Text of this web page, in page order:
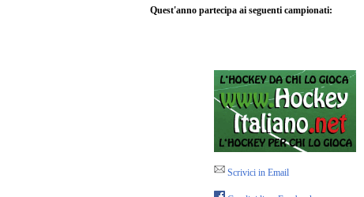
Quest'anno partecipa ai seguenti campionati:
Scrivici in Email